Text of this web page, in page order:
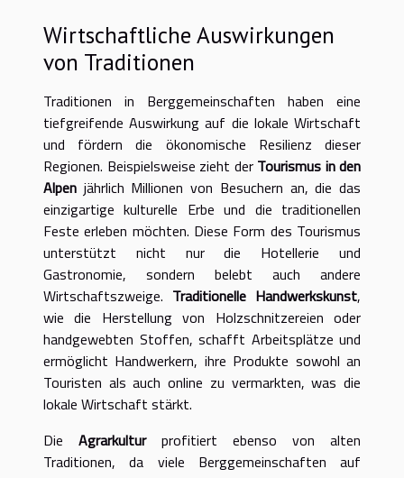
Wirtschaftliche Auswirkungen
von Traditionen
Traditionen in Berggemeinschaften haben eine
tiefgreifende Auswirkung auf die lokale Wirtschaft
und fördern die ökonomische Resilienz dieser
Regionen. Beispielsweise zieht der Tourismus in den
Alpen jährlich Millionen von Besuchern an, die das
einzigartige kulturelle Erbe und die traditionellen
Feste erleben möchten. Diese Form des Tourismus
unterstützt nicht nur die Hotellerie und
Gastronomie, sondern belebt auch andere
Wirtschaftszweige. Traditionelle Handwerkskunst,
wie die Herstellung von Holzschnitzereien oder
handgewebten Stoffen, schafft Arbeitsplätze und
ermöglicht Handwerkern, ihre Produkte sowohl an
Touristen als auch online zu vermarkten, was die
lokale Wirtschaft stärkt.
Die Agrarkulturprofitiert ebenso von alten
Traditionen, da viele Berggemeinschaften auf